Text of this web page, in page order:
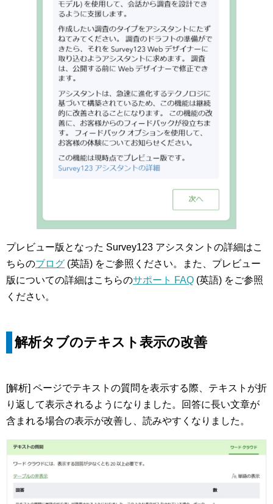
プレビュー版となった Survey123 アシスタントの詳細はこ
ちらのブログ (英語) をご参照ください。また、プレビュー
版についての詳細はこちらのサポート FAQ (英語) をご参照
ください。
解析タブのテキスト表示の改善
[解析] ページでテキストの質問を表示する際、テキストが折
り返して表示されるようになりました。回答に長い文章が
含まれる場合の表示が改善し、読みやすくなりました。